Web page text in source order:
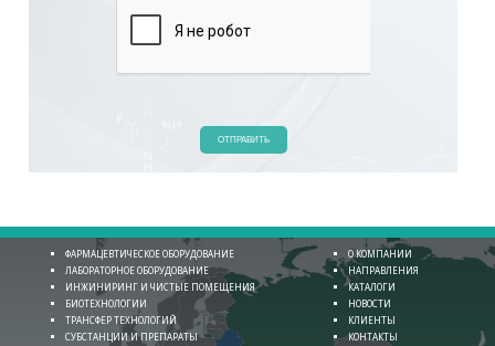
ОТПРАВИТЬ
ФАРМАЦЕВТИЧЕСКОЕ ОБОРУДОВАНИЕ
ЛАБОРАТОРНОЕ ОБОРУДОВАНИЕ
ИНЖИНИРИНГ И ЧИСТЫЕ ПОМЕЩЕНИЯ
БИОТЕХНОЛОГИИ
ТРАНСФЕР ТЕХНОЛОГИЙ
СУБСТАНЦИИ И ПРЕПАРАТЫ
О КОМПАНИИ
НАПРАВЛЕНИЯ
КАТАЛОГИ
НОВОСТИ
КЛИЕНТЫ
КОНТАКТЫ